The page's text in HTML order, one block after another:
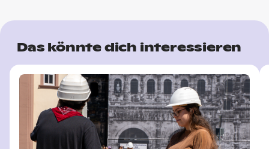
Das könnte dich interessieren